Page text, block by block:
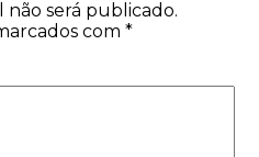
será publicado.
com *